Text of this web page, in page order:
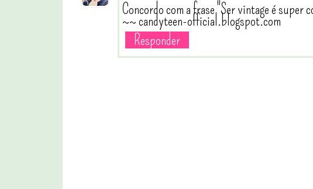
Concordo com a frase ''Ser vintage é
~~ candyteen-official.blogspot.com
Responder